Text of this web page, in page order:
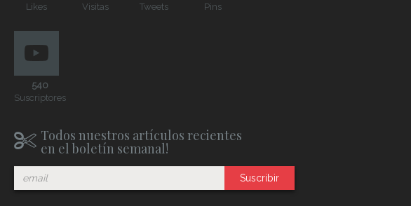
Likes
Visitas
Tweets
Pins
540
Suscriptores
Todos nuestros artículos recientes
en el boletín semanal!
Suscribir